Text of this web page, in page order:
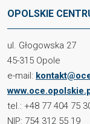
OPOLSKIE
ul. Głogowska 27
45-315 Opole
e-mail:
tel.: +48 77 404 75
NIP: 754 312 55 19